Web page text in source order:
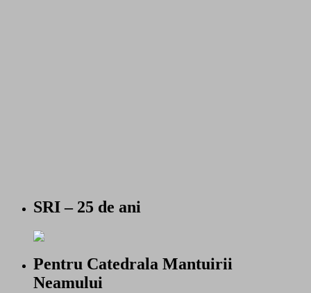
SRI – 25 de ani
Pentru Catedrala Mantuirii
Neamului